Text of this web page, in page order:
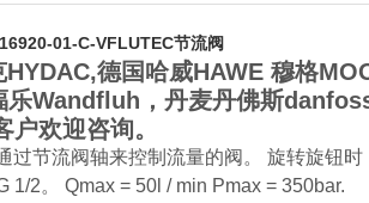
01-C-VFLUTEC节流阀
德国哈威HAWE 穆格
乐Wandfluh，丹麦丹佛斯
欢迎咨询。
过节流阀轴来控制流量的阀。 旋转旋钮
1/2。 Qmax = 50l / min Pmax = 350bar.